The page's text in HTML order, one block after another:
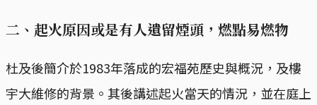
二、起火原因或是有人遺留煙頭，燃點易燃物
杜及後簡介於1983年落成的宏福苑歷史與概況，及樓
宇大維修的背景。其後講述起火當天的情況，並在庭上